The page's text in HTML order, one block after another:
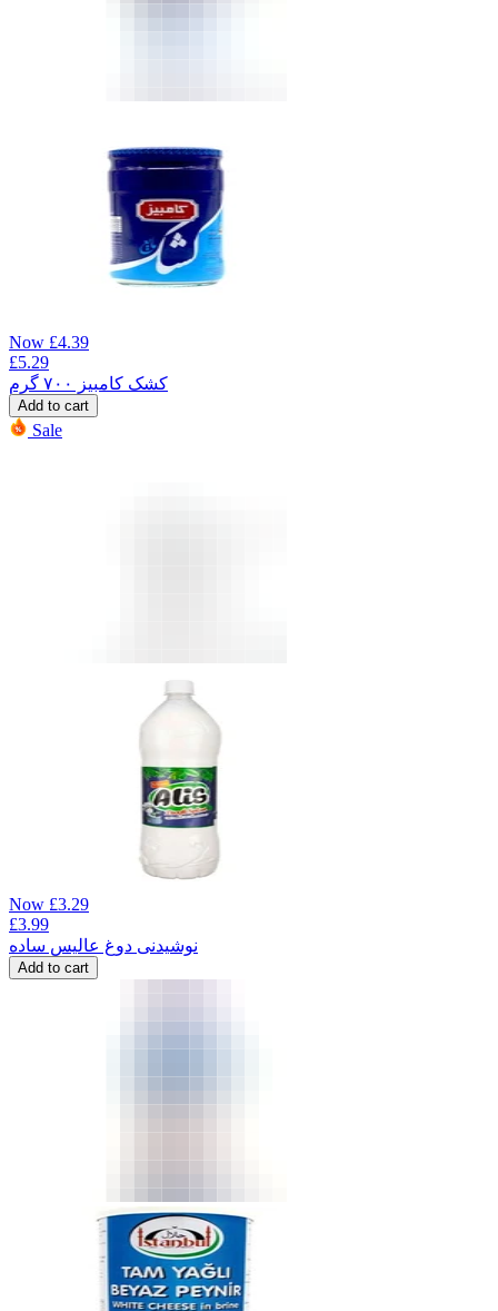
Now £4.39
£5.29
کشک کامبیز ۷۰۰ گرم
Add to cart
Sale
Now £3.29
£3.99
نوشیدنی دوغ عالیس ساده
Add to cart